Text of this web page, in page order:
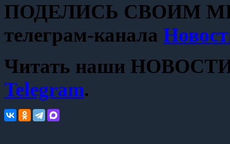
ПОДЕЛИСЬ СВОИМ
телеграм-канала
Читать наши НОВОСТИ
Telegram.